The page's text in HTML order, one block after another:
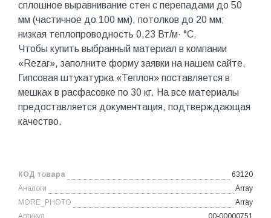
сплошное выравнивание стен с перепадами до 50
мм (частичное до 100 мм), потолков до 20 мм;
низкая теплопроводность 0,23 Вт/м· °С.
Чтобы купить выбранный материал в компании
«Rezar», заполните форму заявки на нашем сайте.
Гипсовая штукатурка «Теплон» поставляется в
мешках в расфасовке по 30 кг. На все материалы
предоставляется документация, подтверждающая
качество.
КОД товара
63120
Аналоги
Array
MORE_PHOTO
Array
Артикул
00-00000751